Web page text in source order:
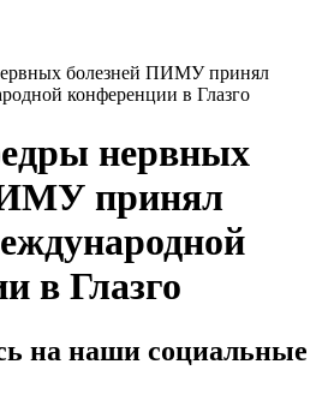
болезней ПИМУ принял
конференции в Глазго
нервных
принял
в Глазго
на наши социальные